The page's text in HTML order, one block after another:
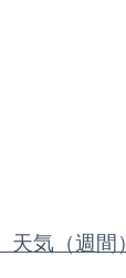
天気（週間）